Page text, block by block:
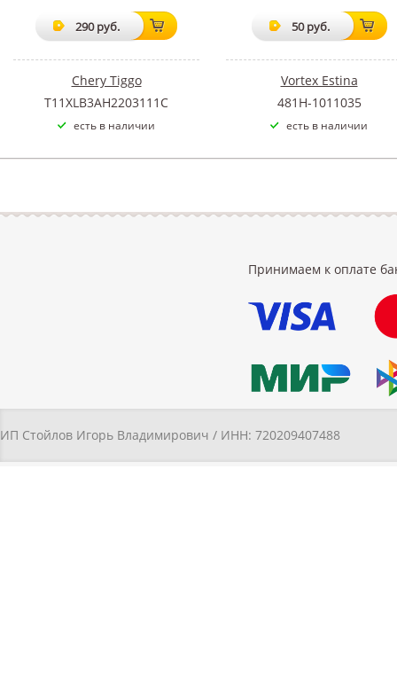
290 руб.
Chery Tiggo
T11XLB3AH2203111C
есть в наличии
50 руб.
Vortex Estina
481H-1011035
есть в наличии
Принимаем к оплате
ИП Стойлов Игорь Владимирович / ИНН: 720209407488